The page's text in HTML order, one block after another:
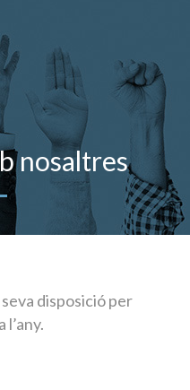
nosaltres
disposició per